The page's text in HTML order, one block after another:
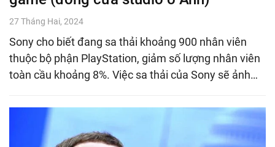
27 Tháng Hai, 2024
Sony cho biết đang sa thải khoảng 900 nhân viên
thuộc bộ phận PlayStation, giảm số lượng nhân viên
toàn cầu khoảng 8%. Việc sa thải của Sony sẽ ảnh…